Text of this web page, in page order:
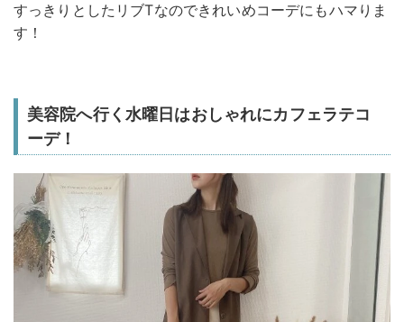
すっきりとしたリブTなのできれいめコーデにもハマりま
す！
美容院へ行く水曜日はおしゃれにカフェラテコ
ーデ！